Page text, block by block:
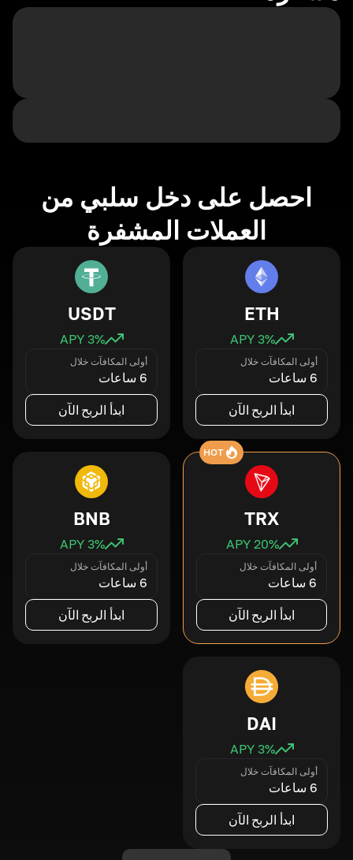
احصل على دخل سلبي من
العملات المشفرة
ETH
3% APY
أولى المكافآت خلال
6 ساعات
ابدأ الربح الآن
USDT
3% APY
أولى المكافآت خلال
6 ساعات
ابدأ الربح الآن
HOT
TRX
20% APY
أولى المكافآت خلال
6 ساعات
ابدأ الربح الآن
BNB
3% APY
أولى المكافآت خلال
6 ساعات
ابدأ الربح الآن
DAI
3% APY
أولى المكافآت خلال
6 ساعات
ابدأ الربح الآن